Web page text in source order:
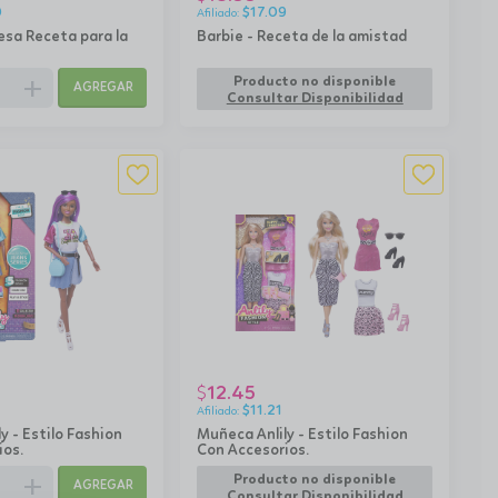
Receta para la
add AGREGAR
Barbie - Receta de la amistad
$17.09
Producto no disponible
Consultar Disponibilidad
- Estilo Fashion
add AGREGAR
Muñeca Anlily - Estilo Fashion
Con Accesorios.
$12.45
$11.21
Producto no disponible